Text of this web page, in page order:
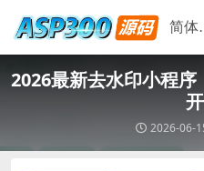
2026最新去水印小程
2026-06-